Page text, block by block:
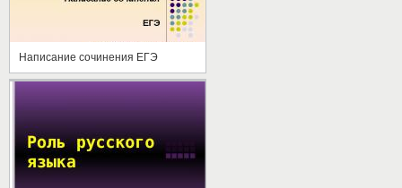
Написание сочинения ЕГЭ